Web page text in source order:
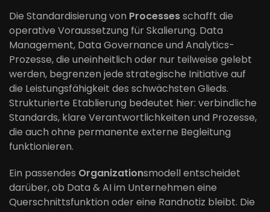
Die Standardisierung von Processesschafft die
operative Voraussetzung für Skalierung. Data
Management, Data Governance und Analytics-
Prozesse, die uneinheitlich oder nur teilweise gelebt
werden, begrenzen jede strategische Initiative auf
die Leistungsfähigkeit des schwächsten Glieds.
Strukturierte Etablierung bedeutet hier: verbindliche
Standards, klare Verantwortlichkeiten und Prozesse,
die auch ohne permanente externe Begleitung
funktionieren.
Ein passendes Organizationsmodell entscheidet
darüber, ob Data & AI im Unternehmen eine
Querschnittsfunktion oder eine Randnotiz bleibt. Die